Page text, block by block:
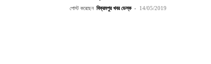
পোস্ট করেছেন বিক্রমপুর খবর ডেস্ক - 14/05/2019